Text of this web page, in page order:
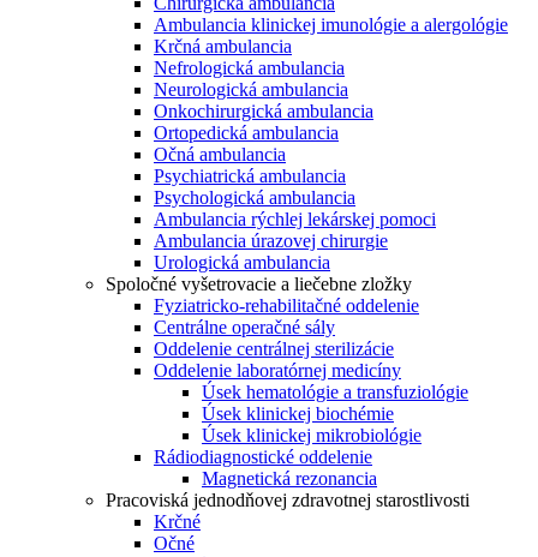
Ambulancia klinickej imunológie a alergológie
Krčná ambulancia
Nefrologická ambulancia
Neurologická ambulancia
Onkochirurgická ambulancia
Ortopedická ambulancia
Očná ambulancia
Psychiatrická ambulancia
Psychologická ambulancia
Ambulancia rýchlej lekárskej pomoci
Ambulancia úrazovej chirurgie
Urologická ambulancia
Spoločné vyšetrovacie a liečebne zložky
Fyziatricko-rehabilitačné oddelenie
Centrálne operačné sály
Oddelenie centrálnej sterilizácie
Oddelenie laboratórnej medicíny
Úsek hematológie a transfuziológie
Úsek klinickej biochémie
Úsek klinickej mikrobiológie
Rádiodiagnostické oddelenie
Magnetická rezonancia
Pracoviská jednodňovej zdravotnej starostlivosti
Krčné
Očné